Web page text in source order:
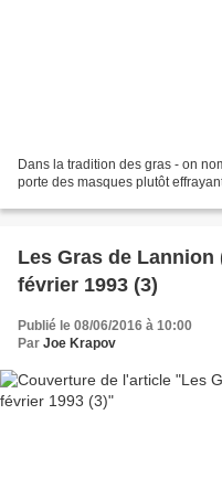
Dans la tradition des gras - on
porte des masques plutôt
Les Gras de
février 1993 (3)
Publié le 08/06/2016 à 10:00
Par Joe Krapov